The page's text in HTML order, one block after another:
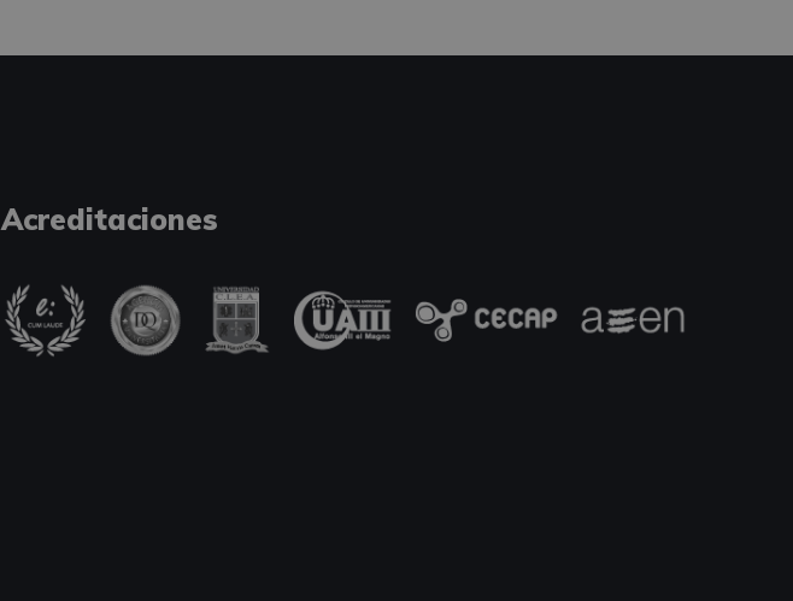
Acreditaciones